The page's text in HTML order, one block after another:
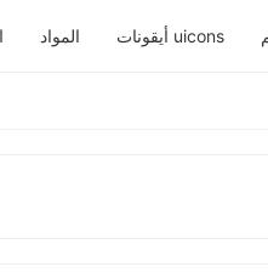
المواد أيقونات uicons